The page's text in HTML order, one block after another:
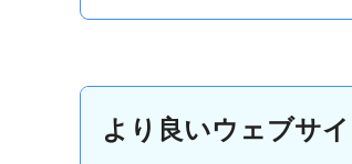
より良いウェブサ